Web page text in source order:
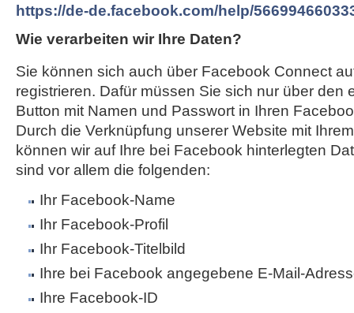
https://de-de.facebook.com/help/
Wie verarbeiten wir Ihre Daten?
Sie können sich auch über Facebook Connect
registrieren. Dafür müssen Sie sich nur über den
Button mit Namen und Passwort in Ihren
Durch die Verknüpfung unserer Website mit
können wir auf Ihre bei Facebook hinterlegten
sind vor allem die folgenden:
Ihr Facebook-Name
Ihr Facebook-Profil
Ihr Facebook-Titelbild
Ihre bei Facebook angegebene E-Mail-
Ihre Facebook-ID